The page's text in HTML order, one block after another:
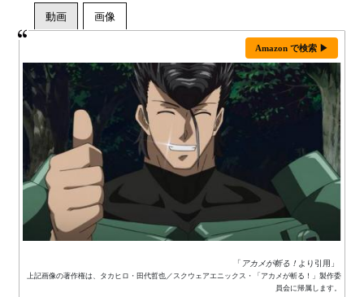
Amazon で検索 ▶
「 アカメが斬る！ より引用」
上記画像の著作権は、タカヒロ・田代哲也／スクウェアエニックス・「アカメが斬る！」製作委
員会に帰属します。